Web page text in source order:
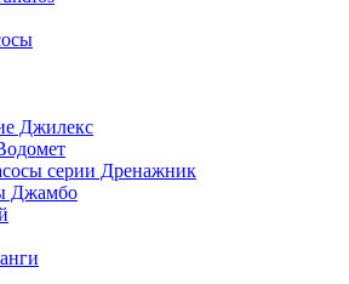
Джилекс
серии Дренажник
Джамбо